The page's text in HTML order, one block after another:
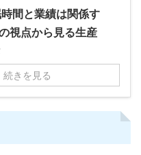
間と業績は関係す
視点から見る生産
続きを見る